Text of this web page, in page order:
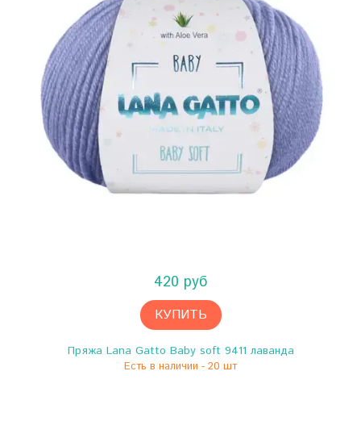
420 руб
КУПИТЬ
Пряжа Lana Gatto Baby soft 9411 лаванда
Есть в наличии - 20 шт